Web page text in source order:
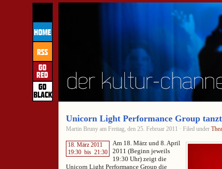
Unicorn Light Performance Group
Martin Bruny am Freitag, den 25. Februar 2011 · Filed under
18. März 2011
19:30 bis 21:30
Am 18. März und 8. April
2011 (Beginn jeweils
19:30 Uhr) zeigt die
Unicorn Light Performance Group die